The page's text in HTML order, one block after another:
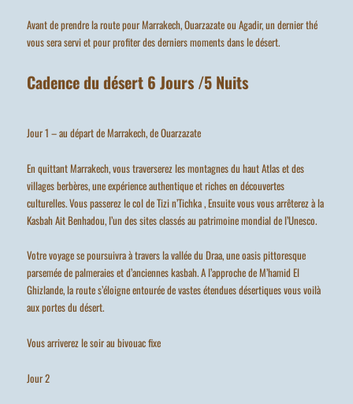
Avant de prendre la route pour Marrakech, Ouarzazate ou Agadir, un dernier thé
vous sera servi et pour profiter des derniers moments dans le désert.
Cadence du désert 6 Jours /5 Nuits
Jour 1 – au départ de Marrakech, de Ouarzazate
En quittant Marrakech, vous traverserez les montagnes du haut Atlas et des
villages berbères, une expérience authentique et riches en découvertes
culturelles. Vous passerez le col de Tizi n’Tichka , Ensuite vous vous arrêterez à la
Kasbah Ait Benhadou, l’un des sites classés au patrimoine mondial de l’Unesco.
Votre voyage se poursuivra à travers la vallée du Draa, une oasis pittoresque
parsemée de palmeraies et d’anciennes kasbah. A l’approche de M’hamid El
Ghizlande, la route s’éloigne entourée de vastes étendues désertiques vous voilà
aux portes du désert.
Vous arriverez le soir au bivouac fixe
Jour 2